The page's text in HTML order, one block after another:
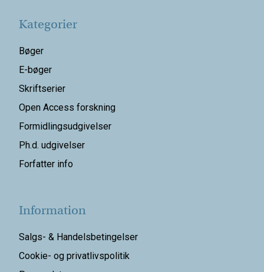
Kategorier
Bøger
E-bøger
Skriftserier
Open Access forskning
Formidlingsudgivelser
Ph.d. udgivelser
Forfatter info
Information
Salgs- & Handelsbetingelser
Cookie- og privatlivspolitik